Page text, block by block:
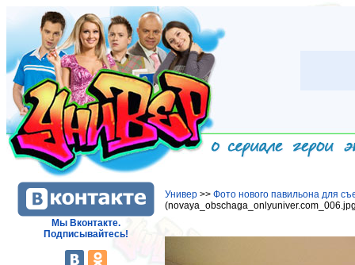
Мы Вконтакте.
Подписывайтесь!
Универ >> Фото нового павильона для